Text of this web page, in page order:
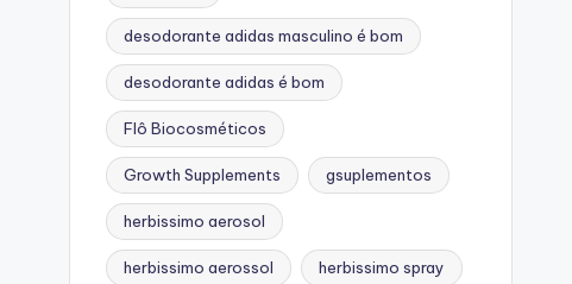
desodorante adidas masculino é bom
desodorante adidas é bom
Flô Biocosméticos
Growth Supplements gsuplementos
herbissimo aerosol
herbissimo aerossol herbissimo spray